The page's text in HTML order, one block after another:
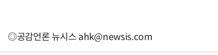
◎공감언론 뉴시스ahk@newsis.com